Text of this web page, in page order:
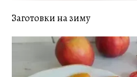
Заготовки на зиму